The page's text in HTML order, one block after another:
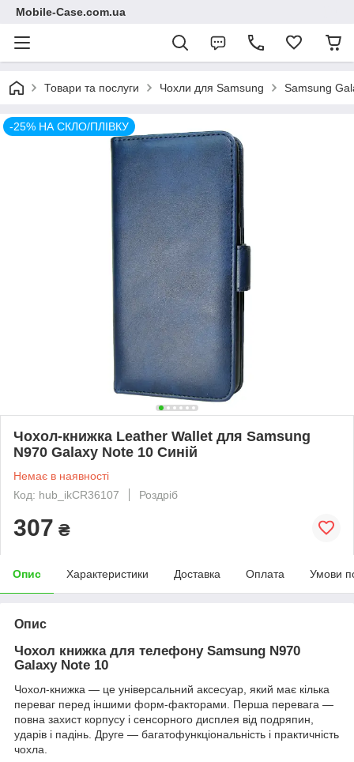
Mobile-Case.com.ua
Товари та послуги Чохли для Samsung Samsung
-25% НА СКЛО/ПЛІВКУ
Чохол-книжка Leather Wallet для Samsung
N970 Galaxy Note 10 Синій
Немає в наявності
Код: hub_ikCR36107
Роздріб
307 ₴
Опис Характеристики Доставка Оплата Умови
Опис
Чохол книжка для телефону Samsung N970
Galaxy Note 10
Чохол-книжка ― це універсальний аксесуар, який має кілька
переваг перед іншими форм-факторами. Перша перевага ―
повна захист корпусу і сенсорного дисплея від подряпин,
ударів і падінь. Друге ― багатофункціональність і практичність
чохла.